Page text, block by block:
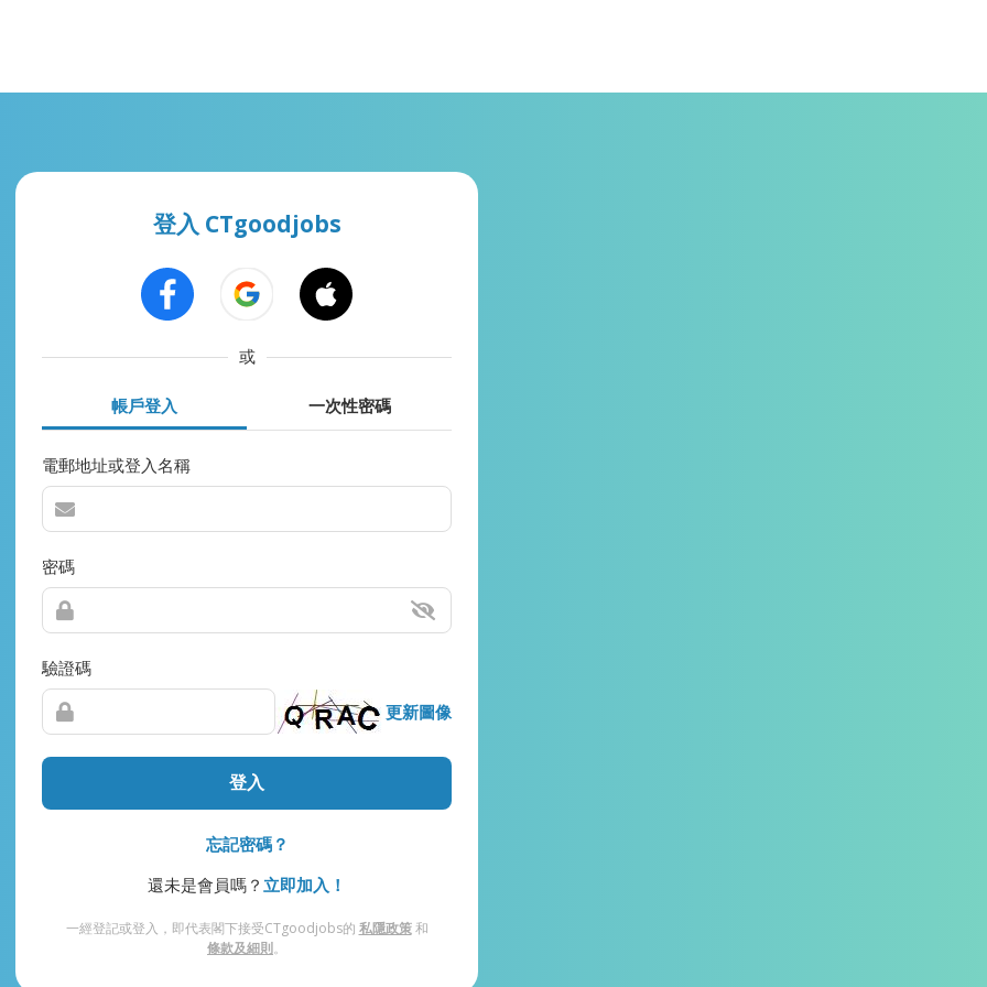
登入 CTgoodjobs
或
帳戶登入 一次性密碼
電郵地址或登入名稱
密碼
驗證碼
更新圖像
登入
忘記密碼？
還未是會員嗎？ 立即加入！
一經登記或登入，即代表閣下接受CTgoodjobs的 私隱政策和
條款及細則。